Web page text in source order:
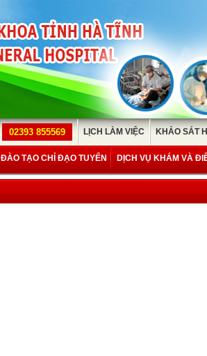
02393 855569 LỊCH LÀM VIỆC KHẢO SÁT
ĐÀO TẠO CHỈ ĐẠO TUYẾN DỊCH VỤ KHÁM VÀ